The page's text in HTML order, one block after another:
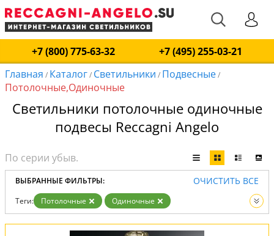
+7 (800) 775-63-32
+7 (495) 255-03-21
Главная / Каталог/ Светильники / Подвесные/
Потолочные,Одиночные
Светильники потолочные одиночные
подвесы Reccagni Angelo
ВЫБРАННЫЕ ФИЛЬТРЫ: ОЧИСТИТЬ ВСЕ
Теги: Потолочные
Одиночные
Тип:
Подвесные Вид: Светильники